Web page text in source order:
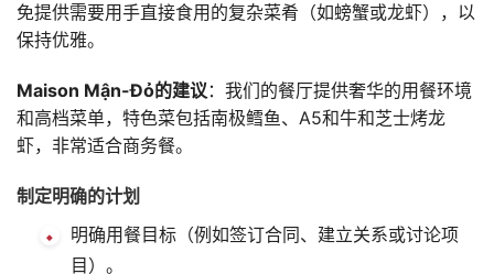
免提供需要用手直接食用的复杂菜肴（如螃蟹或龙虾），以
保持优雅。
Maison Mận-Đỏ的建议：我们的餐厅提供奢华的用餐环境
和高档菜单，特色菜包括南极鳕鱼、A5和牛和芝士烤龙
虾，非常适合商务餐。
制定明确的计划
明确用餐目标（例如签订合同、建立关系或讨论项
目）。